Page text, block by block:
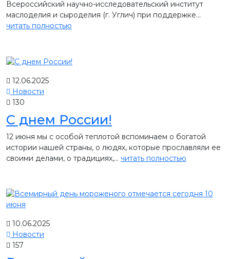
Всероссийский научно-исследовательский институт
маслоделия и сыроделия (г. Углич) при поддержке...
читать полностью
12.06.2025
Новости
130
С днем России!
12 июня мы с особой теплотой вспоминаем о богатой
истории нашей страны, о людях, которые прославляли ее
своими делами, о традициях,... читать полностью
10.06.2025
Новости
157